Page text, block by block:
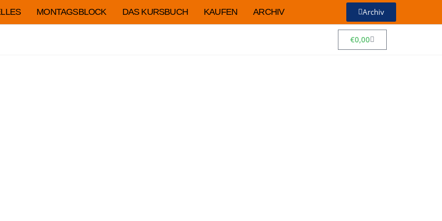
MONTAGSBLOCK DAS KURSBUCH KAUFEN ARCHIV Archiv
€0,00